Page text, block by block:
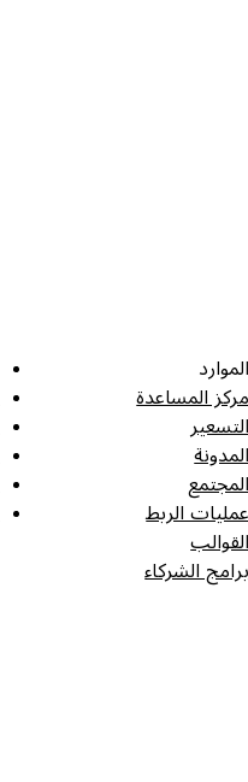
الموارد
مركز المساعدة
التسعير
المدونة
المجتمع
عمليات الربط
القوالب
برامج الشركاء